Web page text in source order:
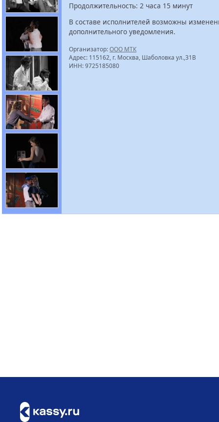
Продолжительность: 2 часа 15 минут
В составе исполнителей возможны
дополнительного уведомления.
Организатор:ООО МТК
Адрес: 115162, г. Москва, Шаболовка ул.,31B
ИНН: 9725185080